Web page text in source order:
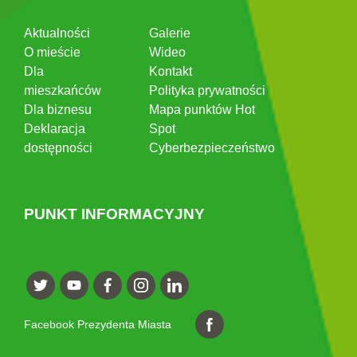
Aktualności
O mieście
Dla
mieszkańców
Dla biznesu
Deklaracja
dostępności
Galerie
Wideo
Kontakt
Polityka prywatności
Mapa punktów Hot
Spot
Cyberbezpieczeństwo
PUNKT INFORMACYJNY
Facebook Prezydenta Miasta